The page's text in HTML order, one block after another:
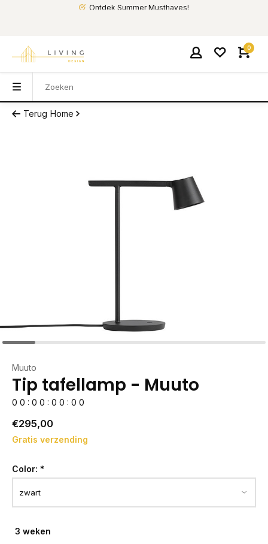
Ontdek Summer Musthaves!
0
Terug Home
Muuto
Tip tafellamp - Muuto
0 0 : 0 0 : 0 0 : 0 0
€295,00
Gratis verzending
Color: *
3 weken